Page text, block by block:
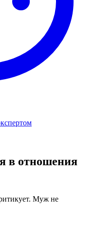
в отношения
Муж не